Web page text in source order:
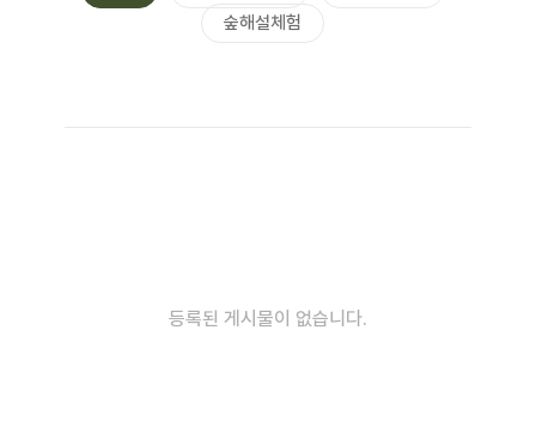
숲해설체험
등록된 게시물이 없습니다.